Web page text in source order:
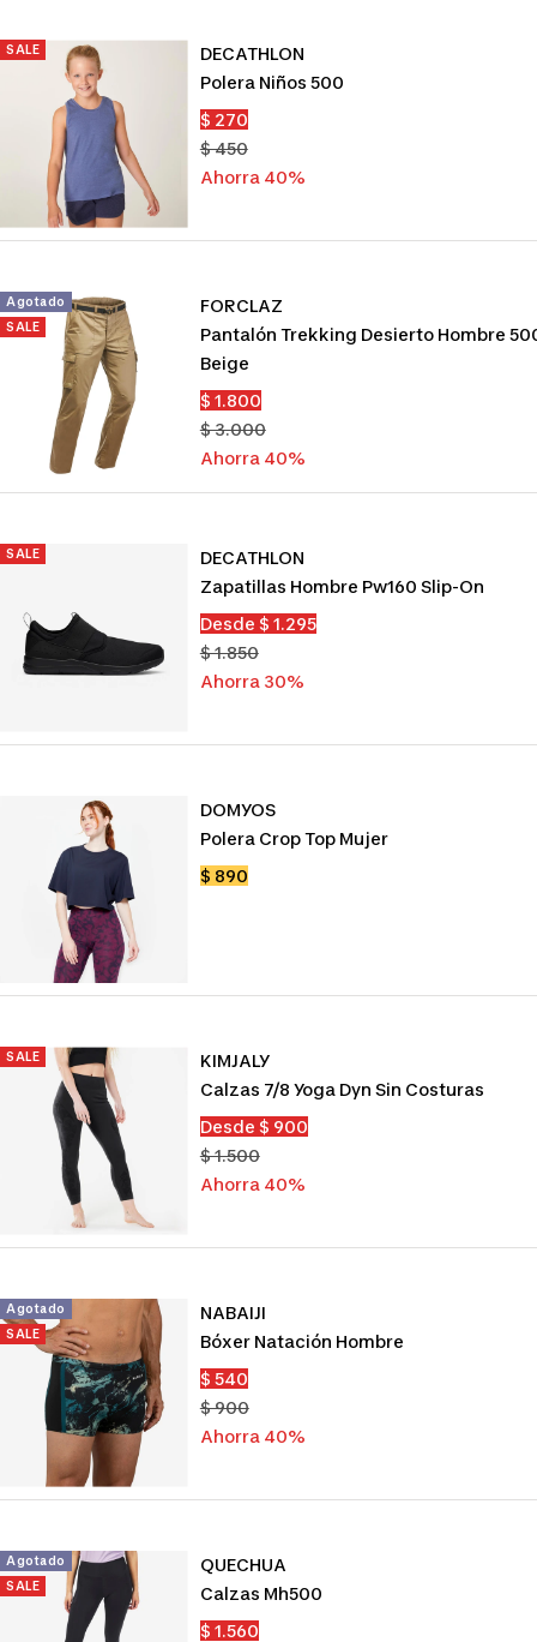
SALE
DECATHLON
Polera Niños 500
Precio
de
venta
$ 270
Precio
normal
$ 450
Ahorra 40%
Agotado
SALE
FORCLAZ
Pantalón Trekking Desierto Hombre
Beige
Precio
de
venta
$ 1.800
Precio
normal
$ 3.000
Ahorra 40%
SALE
DECATHLON
Zapatillas Hombre Pw160 Slip-On
Precio
de
venta
Desde $ 1.295
Precio
normal
$ 1.850
Ahorra 30%
DOMYOS
Polera Crop Top Mujer
Precio
$ 890
SALE
KIMJALY
Calzas 7/8 Yoga Dyn Sin Costuras
Precio
de
venta
Desde $ 900
Precio
normal
$ 1.500
Ahorra 40%
Agotado
SALE
NABAIJI
Bóxer Natación Hombre
Precio
de
venta
$ 540
Precio
normal
$ 900
Ahorra 40%
Agotado
SALE
QUECHUA
Calzas Mh500
Precio
$ 1.560